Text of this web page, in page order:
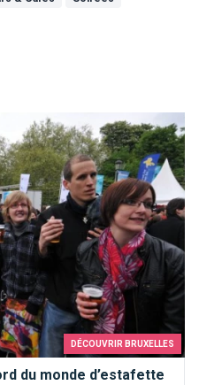
DÉCOUVRIR BRUXELLES
du monde d’estafette